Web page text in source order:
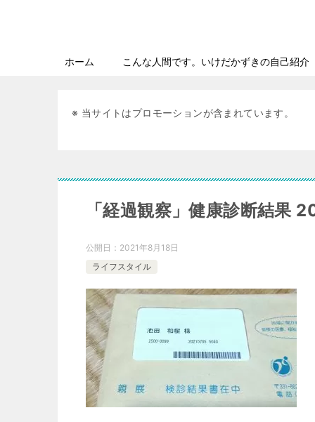
ホーム こんな人間です。いけだかずきの自己紹介
※ 当サイトはプロモーションが含まれています。
「経過観察」健康診断結果
公開日： 2021年8月18日
ライフスタイル